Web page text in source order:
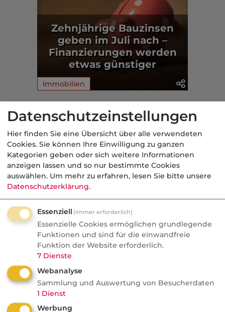
Zehnjährige Bauzinsen
geben im Juli nach –
Finanzierungen werden
etwas günstiger
Immobilien
Aus der dvb-Redaktion
Börse
Nachrichten
Wie geht das: Rekordbörsen
trotz Weltunordnung
Rekordbörsen trotz Krisengefühl? Deka-
Stratege Schallmayer erklärt im Podcast
von DAS INVESTMENT und private
banking magazin, warum Krise normal ist
und der DAX Deutschland längst nicht
mehr ...
Datenschutzeinstellungen
Hier finden Sie eine Übersicht über alle verwendeten
Cookies. Sie können Ihre Einwilligung zu ganzen
Kategorien geben oder sich weitere Informationen
anzeigen lassen und so nur bestimmte Cookies
auswählen. Um mehr zu erfahren, lesen Sie bitte unsere
Datenschutzerklärung.
Essenziell (immer erforderlich)
Essenzielle Cookies ermöglichen grundlegende
Funktionen und sind für die einwandfreie
Funktion der Website erforderlich.
7 Dienste
Webanalyse
Sammlung und Auswertung von Besucherdaten
1 Dienst
Werbung